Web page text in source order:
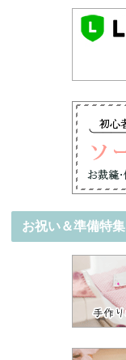
お祝い＆準備特集